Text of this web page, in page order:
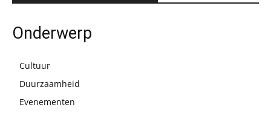
Onderwerp
Cultuur
Duurzaamheid
Evenementen